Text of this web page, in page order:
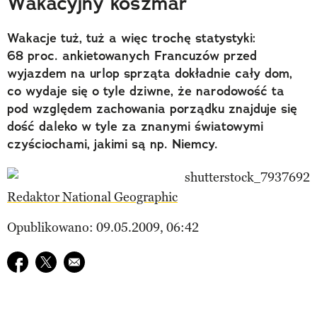
Trendbook Podróżniczy
Polecane
Wakacje tuż, tuż a więc trochę statystyki:
68 proc. ankietowanych Francuzów przed
wyjazdem na urlop sprząta dokładnie cały dom,
co wydaje się o tyle dziwne, że narodowość ta
pod względem zachowania porządku znajduje się
dość daleko w tyle za znanymi światowymi
czyściochami, jakimi są np. Niemcy.
Redaktor National Geographic
Opublikowano: 09.05.2009, 06:42
Udostępnij na facebook
Udostępnij na twitter
E-mail do przyjaciela